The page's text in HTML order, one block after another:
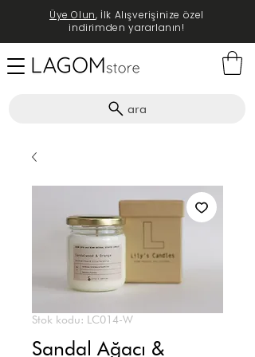
ara
Üye Olun, İlk Alışverişinize özel
indirimden yararlanın!
Stok kodu: LC014-W
Sandal Ağacı &